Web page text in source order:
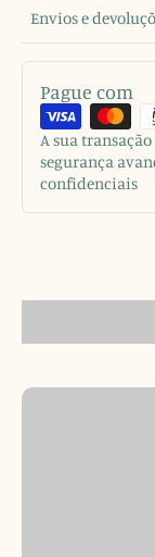
Envios e
Pague com
A sua
segurança
confidenciais